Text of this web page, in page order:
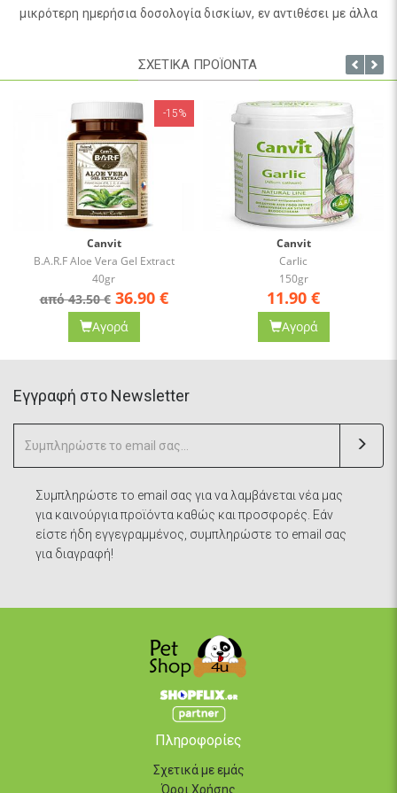
μικρότερη ημερήσια δοσολογία δισκίων, εν αντιθέσει με άλλα
μελετημένο σύμπλεγμα μαγνησίου και πολυβιταμινών που
περιέχει βοηθά στην απορρόφηση των πολυβιταμινών που
περιέχει βοηθά στην απορρόφηση των ενεργών συστατικών
από τον οργανισμό. Η βρωμελίνη ενεργοποιεί τις
αντιφλεγμονώσεις προσταγλαδίνες, ενώ το σύμπλεγμα
βιταμινών Β βοηθά το νευρικό σύστημα. Προσφέρει σταθερά
αποτελέσματα ακόμα και μετά την διακοπή της θεραπείας.
Μπορεί να χορηγηθεί άφοβα και ως πρόληψη χωρίς να
επιβαρύνει τον οργανισμό .Δεν προκαλεί παρενέργειες.
ΣΧΕΤΙΚΑ ΠΡΟΪΟΝΤΑ
Canvit
B.A.R.F Aloe Vera Gel Extract
40gr
από 43.50 € 36.90 €
Αγορά
-15%
Canvit
Carlic
150gr
11.90 €
Αγορά
Eγγραφή στο Newsletter
Συμπληρώστε το email σας για να λαμβάνεται νέα μας
για καινούργια προϊόντα καθώς και προσφορές. Εάν
είστε ήδη εγγεγραμμένος, συμπληρώστε το email σας
για διαγραφή!
Πληροφορίες
Σχετικά με εμάς
Όροι Χρήσης